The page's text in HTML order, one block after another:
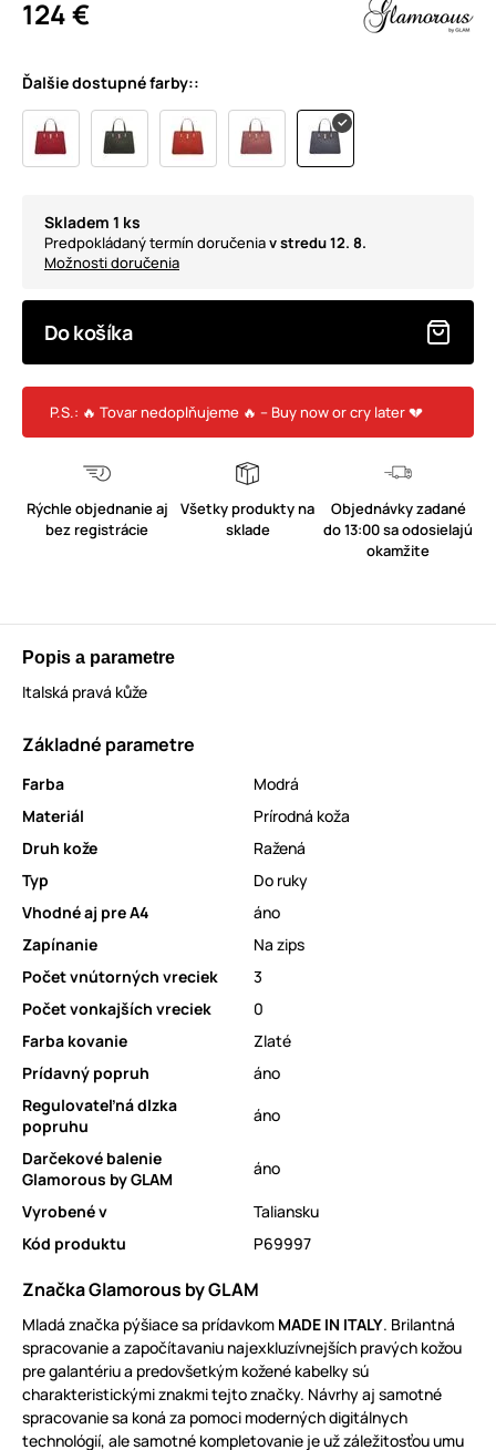
124 €
Ďalšie dostupné farby::
Skladem 1 ks
Predpokládaný termín doručeniav stredu 12. 8.
Možnosti doručenia
Do košíka
P.S.: 🔥 Tovar nedoplňujeme 🔥 – Buy now or cry later 💔
Rýchle objednanie aj
bez registrácie
Všetky produkty na
sklade
Objednávky zadané
do 13:00 sa odosielajú
okamžite
Popis a parametre
Italská pravá kůže
Základné parametre
Farba
Modrá
Materiál
Prírodná koža
Druh kože
Ražená
Typ
Do ruky
Vhodné aj pre A4
áno
Zapínanie
Na zips
Počet vnútorných vreciek
3
Počet vonkajších vreciek
0
Farba kovanie
Zlaté
Prídavný popruh
áno
Regulovateľná dlzka
popruhu
áno
Darčekové balenie
Glamorous by GLAM
áno
Vyrobené v
Taliansku
Kód produktu
P69997
Značka Glamorous by GLAM
Mladá značka pýšiace sa prídavkom MADE IN ITALY. Brilantná
spracovanie a započítavaniu najexkluzívnejších pravých kožou
pre galantériu a predovšetkým kožené kabelky sú
charakteristickými znakmi tejto značky. Návrhy aj samotné
spracovanie sa koná za pomoci moderných digitálnych
technológií, ale samotné kompletovanie je už záležitosťou umu